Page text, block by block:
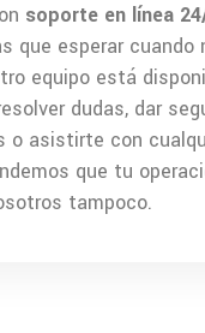
soporte en línea
que esperar cuando
equipo está
dudas, dar
o asistirte con
que tu
tampoco.